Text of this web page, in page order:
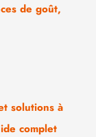
de goût,
solutions à
complet